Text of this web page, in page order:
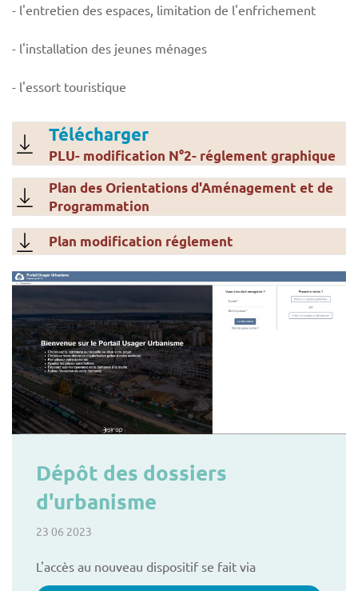
- l'entretien des espaces, limitation de l'enfrichement
- l'installation des jeunes ménages
- l'essort touristique
Télécharger
PLU- modification N°2- réglement graphique
Plan des Orientations d'Aménagement et de
Programmation
Plan modification réglement
Dépôt des dossiers
d'urbanisme
23 06 2023
L'accès au nouveau dispositif se fait via